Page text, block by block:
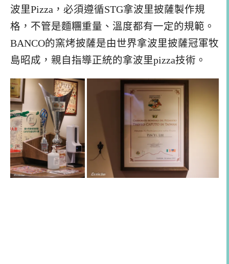
波里Pizza，必須遵循STG拿波里披薩製作規
格，不管是麵糰重量、溫度都有一定的規範。
BANCO的窯烤披薩是由世界拿波里披薩冠軍牧
島昭成，親自指導正統的拿波里pizza技術。